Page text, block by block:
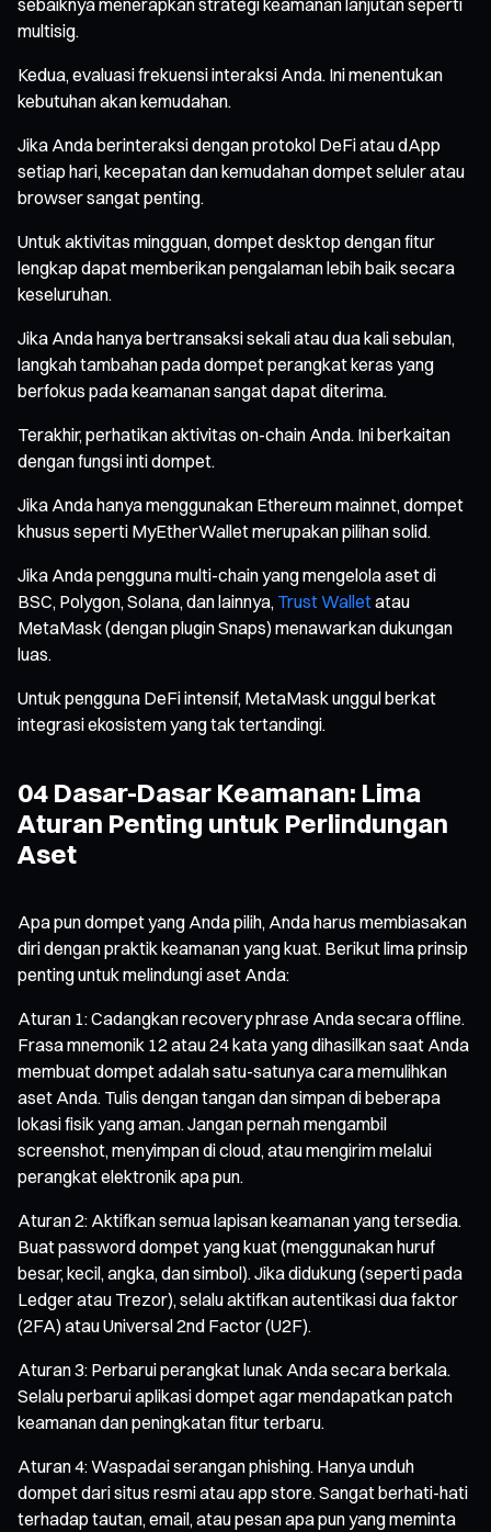
multisig.
Kedua, evaluasi frekuensi interaksi Anda. Ini menentukan
kebutuhan akan kemudahan.
Jika Anda berinteraksi dengan protokol DeFi atau dApp
setiap hari, kecepatan dan kemudahan dompet seluler atau
browser sangat penting.
Untuk aktivitas mingguan, dompet desktop dengan fitur
lengkap dapat memberikan pengalaman lebih baik secara
keseluruhan.
Jika Anda hanya bertransaksi sekali atau dua kali sebulan,
langkah tambahan pada dompet perangkat keras yang
berfokus pada keamanan sangat dapat diterima.
Terakhir, perhatikan aktivitas on-chain Anda. Ini berkaitan
dengan fungsi inti dompet.
Jika Anda hanya menggunakan Ethereum mainnet, dompet
khusus seperti MyEtherWallet merupakan pilihan solid.
Jika Anda pengguna multi-chain yang mengelola aset di
BSC, Polygon, Solana, dan lainnya, Trust Walletatau
MetaMask (dengan plugin Snaps) menawarkan dukungan
luas.
Untuk pengguna DeFi intensif, MetaMask unggul berkat
integrasi ekosistem yang tak tertandingi.
04 Dasar-Dasar Keamanan: Lima
Aturan Penting untuk Perlindungan
Aset
Apa pun dompet yang Anda pilih, Anda harus membiasakan
diri dengan praktik keamanan yang kuat. Berikut lima prinsip
penting untuk melindungi aset Anda:
Aturan 1: Cadangkan recovery phrase Anda secara offline.
Frasa mnemonik 12 atau 24 kata yang dihasilkan saat Anda
membuat dompet adalah satu-satunya cara memulihkan
aset Anda. Tulis dengan tangan dan simpan di beberapa
lokasi fisik yang aman. Jangan pernah mengambil
screenshot, menyimpan di cloud, atau mengirim melalui
perangkat elektronik apa pun.
Aturan 2: Aktifkan semua lapisan keamanan yang tersedia.
Buat password dompet yang kuat (menggunakan huruf
besar, kecil, angka, dan simbol). Jika didukung (seperti pada
Ledger atau Trezor), selalu aktifkan autentikasi dua faktor
(2FA) atau Universal 2nd Factor (U2F).
Aturan 3: Perbarui perangkat lunak Anda secara berkala.
Selalu perbarui aplikasi dompet agar mendapatkan patch
keamanan dan peningkatan fitur terbaru.
Aturan 4: Waspadai serangan phishing. Hanya unduh
dompet dari situs resmi atau app store. Sangat berhati-hati
terhadap tautan, email, atau pesan apa pun yang meminta